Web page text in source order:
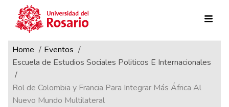
Pasar al contenido principal
Ruta de navegación
Home
Eventos
Escuela de Estudios Sociales Politicos E Internacionales
Rol de Colombia y Francia Para Integrar Más África Al
Nuevo Mundo Multilateral